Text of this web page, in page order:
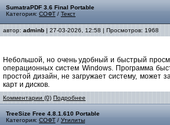
SumatraPDF 3.6 Final Portable
Категория: СОФТ / Текст
автор: adminb | 27-03-2026, 12:58 | Просмотров: 1968
Небольшой, но очень удобный и быстрый
операционных систем Windows. Программа
простой дизайн, не загружает систему, может
карт и дисков.
Комментарии (0) Подробнее
TreeSize Free 4.8.1.610 Portable
Категория: СОФТ / Утилиты